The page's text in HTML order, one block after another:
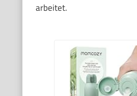
arbeitet.